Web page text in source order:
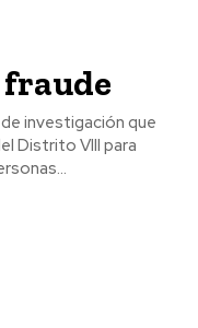
Distrito VIII para